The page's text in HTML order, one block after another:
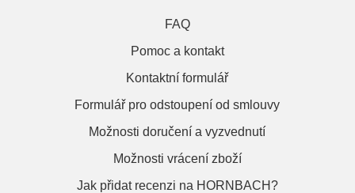
FAQ
Pomoc a kontakt
Kontaktní formulář
Formulář pro odstoupení od smlouvy
Možnosti doručení a vyzvednutí
Možnosti vrácení zboží
Jak přidat recenzi na HORNBACH?